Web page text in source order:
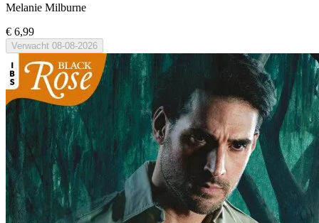
Melanie Milburne
€ 6,99
Verwacht 08-08-2026